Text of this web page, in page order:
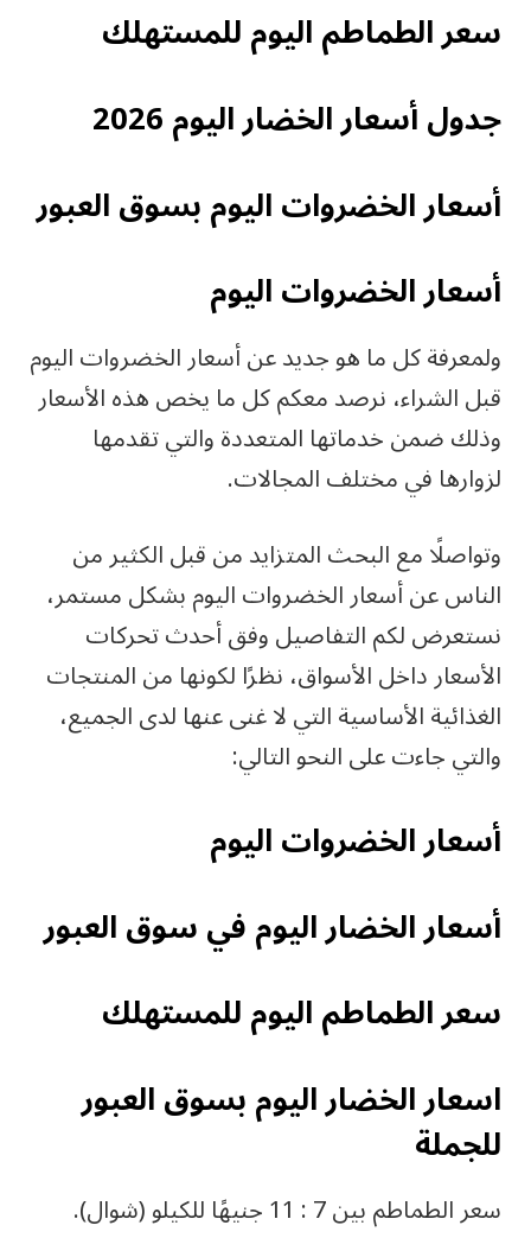
سعر الطماطم اليوم للمستهلك
جدول أسعار الخضار اليوم 2026
أسعار الخضروات اليوم بسوق العبور
أسعار الخضروات اليوم
ولمعرفة كل ما هو جديد عن أسعار الخضروات اليوم
قبل الشراء، نرصد معكم كل ما يخص هذه الأسعار
وذلك ضمن خدماتها المتعددة والتي تقدمها
لزوارها في مختلف المجالات.
وتواصلًا مع البحث المتزايد من قبل الكثير من
الناس عن أسعار الخضروات اليوم بشكل مستمر،
نستعرض لكم التفاصيل وفق أحدث تحركات
الأسعار داخل الأسواق، نظرًا لكونها من المنتجات
الغذائية الأساسية التي لا غنى عنها لدى الجميع،
والتي جاءت على النحو التالي:
أسعار الخضروات اليوم
أسعار الخضار اليوم في سوق العبور
سعر الطماطم اليوم للمستهلك
اسعار الخضار اليوم بسوق العبور
للجملة
سعر الطماطم بين 7 : 11 جنيهًا للكيلو (شوال).